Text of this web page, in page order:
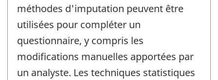
méthodes d'imputation peuvent être
utilisées pour compléter un
questionnaire, y compris les
modifications manuelles apportées par
un analyste. Les techniques statistiques